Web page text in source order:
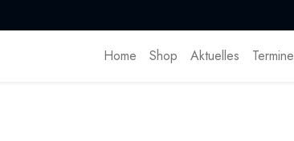
Home Shop Aktuelles Termine